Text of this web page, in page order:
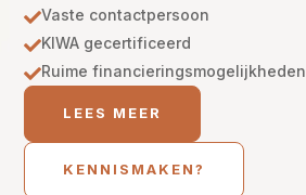
Vaste contactpersoon
KIWA gecertificeerd
Ruime financieringsmogelijkheden
LEES MEER
KENNISMAKEN?